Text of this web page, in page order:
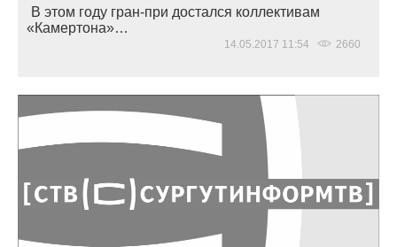
В этом году гран-при достался коллективам
«Камертона»…
14.05.2017 11:54 2660